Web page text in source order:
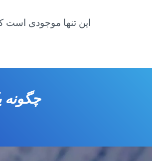
این تنها موجودی است